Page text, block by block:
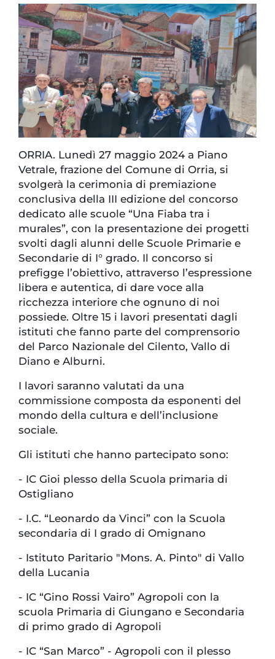
ORRIA. Lunedì 27 maggio 2024 a Piano
Vetrale, frazione del Comune di Orria, si
svolgerà la cerimonia di premiazione
conclusiva della III edizione del concorso
dedicato alle scuole “Una Fiaba tra i
murales”, con la presentazione dei progetti
svolti dagli alunni delle Scuole Primarie e
Secondarie di I° grado. Il concorso si
prefigge l’obiettivo, attraverso l’espressione
libera e autentica, di dare voce alla
ricchezza interiore che ognuno di noi
possiede. Oltre 15 i lavori presentati dagli
istituti che fanno parte del comprensorio
del Parco Nazionale del Cilento, Vallo di
Diano e Alburni.
I lavori saranno valutati da una
commissione composta da esponenti del
mondo della cultura e dell’inclusione
sociale.
Gli istituti che hanno partecipato sono:
- IC Gioi plesso della Scuola primaria di
Ostigliano
- I.C. “Leonardo da Vinci” con la Scuola
secondaria di I grado di Omignano
- Istituto Paritario "Mons. A. Pinto" di Vallo
della Lucania
- IC “Gino Rossi Vairo” Agropoli con la
scuola Primaria di Giungano e Secondaria
di primo grado di Agropoli
- IC “San Marco” - Agropoli con il plesso